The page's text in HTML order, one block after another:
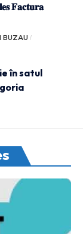
𝐅𝐚𝐜𝐭𝐮𝐫𝐚
BUZAU
în satul